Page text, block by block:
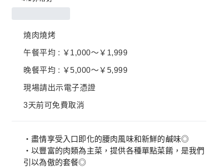
燒肉燒烤
午餐平均 : ￥1,000～￥1,999
晚餐平均 : ￥5,000～￥5,999
現場請出示電子憑證
3天前可免費取消
・盡情享受入口即化的腰肉風味和新鮮的鹹味◎
・以豐富的肉類為主菜，提供各種單點菜餚，是我們
引以為傲的套餐◎